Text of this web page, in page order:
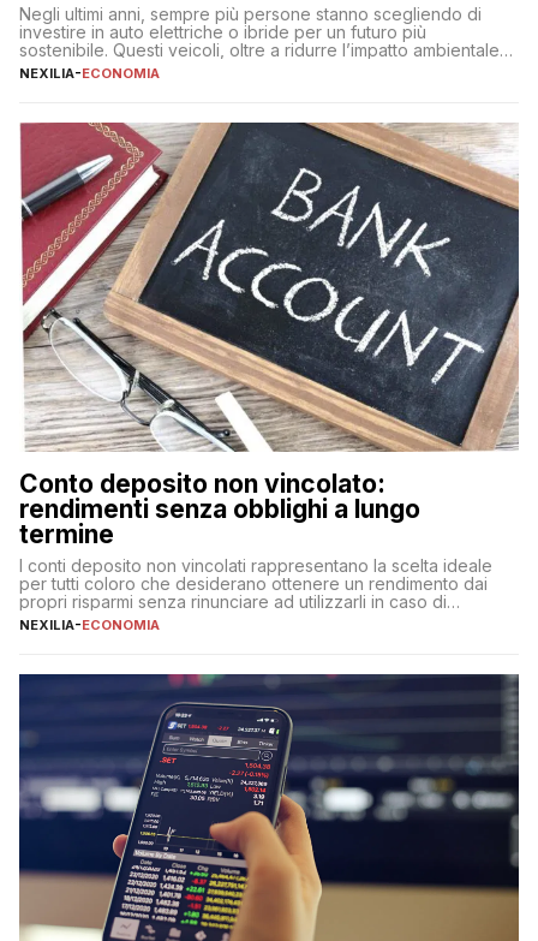
Negli ultimi anni, sempre più persone stanno scegliendo di
investire in auto elettriche o ibride per un futuro più
sostenibile. Questi veicoli, oltre a ridurre l’impatto ambientale,
offrono vantaggi economici a lungo termine, come minori costi
fare se non […]
NEXILIA-ECONOMIA
Conto deposito non vincolato:
rendimenti senza obblighi a lungo
termine
I conti deposito non vincolati rappresentano la scelta ideale
per tutti coloro che desiderano ottenere un rendimento dai
propri risparmi senza rinunciare ad utilizzarli in caso di
necessità. A differenza delle forme vincolate tradizionali,
flessibilità e rendimento. Come funzionano […]
NEXILIA-ECONOMIA